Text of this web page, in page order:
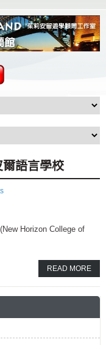
爾語言學校
Horizon College of
READ MORE